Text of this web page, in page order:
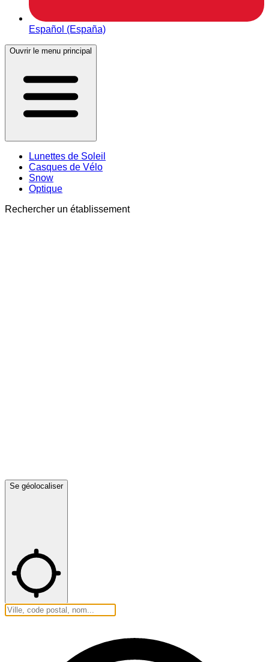
Español (España)
Ouvrir le menu principal
Lunettes de Soleil
Casques de Vélo
Snow
Optique
Rechercher un établissement
Se géolocaliser